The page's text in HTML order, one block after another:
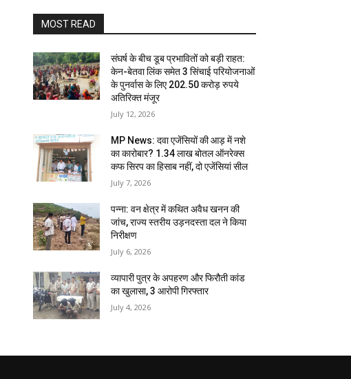
MOST READ
संघर्ष के बीच डूब प्रभावितों को बड़ी राहत:
केन-बेतवा लिंक समेत 3 सिंचाई परियोजनाओं
के पुनर्वास के लिए 202.50 करोड़ रुपये
अतिरिक्त मंजूर
July 12, 2026
MP News: दवा एजेंसियों की आड़ में नशे
का कारोबार? 1.34 लाख बोतल ऑनरेक्स
कफ सिरप का हिसाब नहीं, दो एजेंसियां सील
July 7, 2026
पन्ना: वन क्षेत्र में कथित अवैध खनन की
जांच, राज्य स्तरीय उड़नदस्ता दल ने किया
निरीक्षण
July 6, 2026
व्यापारी पुत्र के अपहरण और फिरौती कांड
का खुलासा, 3 आरोपी गिरफ्तार
July 4, 2026